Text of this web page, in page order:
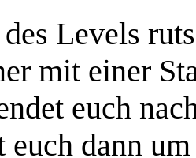
Levels
mit einer
euch
euch dann